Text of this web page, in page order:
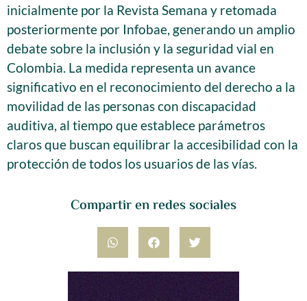
Compartir en redes sociales
inicialmente por la Revista Semana y retomada
posteriormente por Infobae, generando un amplio
debate sobre la inclusión y la seguridad vial en
Colombia. La medida representa un avance
significativo en el reconocimiento del derecho a la
movilidad de las personas con discapacidad
auditiva, al tiempo que establece parámetros
claros que buscan equilibrar la accesibilidad con la
protección de todos los usuarios de las vías.